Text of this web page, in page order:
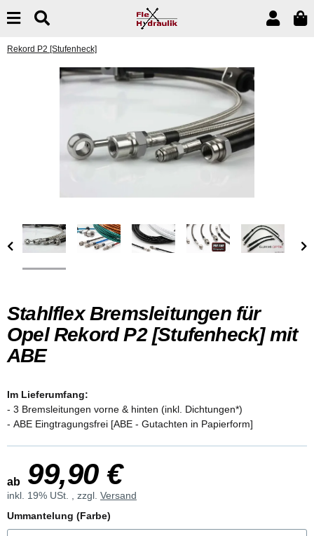
Rekord P2 [Stufenheck]
Stahlflex Bremsleitungen für
Opel Rekord P2 [Stufenheck] mit
ABE
Im Lieferumfang:
- 3 Bremsleitungen vorne & hinten (inkl. Dichtungen*)
- ABE Eingtragungsfrei [ABE - Gutachten in Papierform]
ab 99,90 €
inkl. 19% USt. , zzgl. Versand
Ummantelung (Farbe)